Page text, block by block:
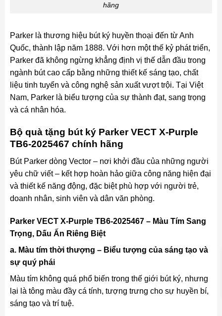
hãng
Parker là thương hiệu bút ký huyền thoại đến từ Anh
Quốc, thành lập năm 1888. Với hơn một thế kỷ phát triển,
Parker đã không ngừng khẳng định vị thế dẫn đầu trong
ngành bút cao cấp bằng những thiết kế sáng tạo, chất
liệu tinh tuyển và công nghệ sản xuất vượt trội. Tại Việt
Nam, Parker là biểu tượng của sự thành đạt, sang trọng
và cá nhân hóa.
Bộ quà tặng bút ký Parker VECT X-Purple
TB6-2025467 chính hãng
Bút Parker dòng Vector – nơi khởi đầu của những người
yêu chữ viết – kết hợp hoàn hảo giữa công năng hiện đại
và thiết kế năng động, đặc biệt phù hợp với người trẻ,
doanh nhân, sinh viên và dân văn phòng.
Parker VECT X-Purple TB6-2025467 – Màu Tím Sang
Trọng, Dấu Ấn Riêng Biệt
a. Màu tím thời thượng – Biểu tượng của sáng tạo và
sự quý phái
Màu tím không quá phổ biến trong thế giới bút ký, nhưng
lại là tông màu đầy cá tính, tượng trưng cho sự huyền bí,
sáng tạo và trí tuệ.